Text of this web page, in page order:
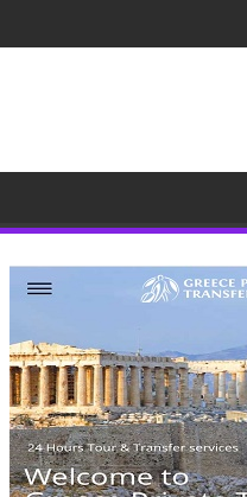
μέσα από τη μουσική